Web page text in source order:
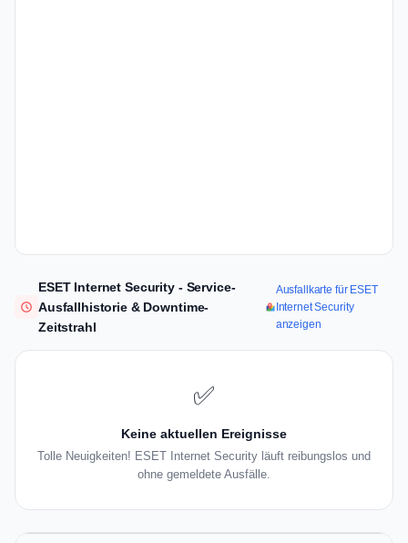
ESET Internet Security - Service-
Ausfallhistorie & Downtime-
Zeitstrahl
Ausfallkarte für ESET
Internet Security
anzeigen
✅
Keine aktuellen Ereignisse
Tolle Neuigkeiten! ESET Internet Security läuft reibungslos und
ohne gemeldete Ausfälle.